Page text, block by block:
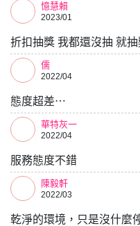
憶慧賴
2023/01
折扣抽獎 我都還沒抽 就
儒
2022/04
態度超差⋯
華特灰一
2022/04
服務態度不錯
陳毅軒
2022/03
乾淨的環境，只是沒什麼